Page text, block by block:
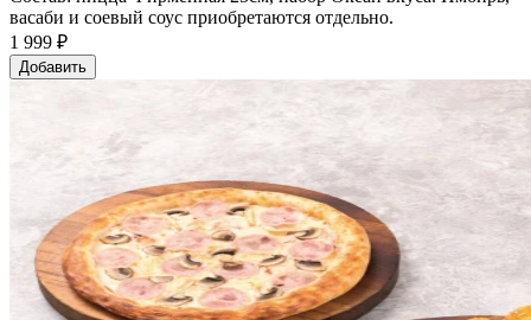
васаби и соевый соус приобретаются отдельно.
1 999 ₽
Добавить